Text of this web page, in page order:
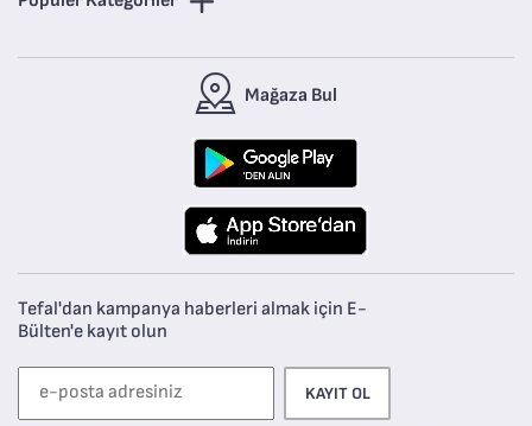
Mağaza Bul
Tefal'dan kampanya haberleri almak için E-
Bülten'e kayıt olun
KAYIT OL